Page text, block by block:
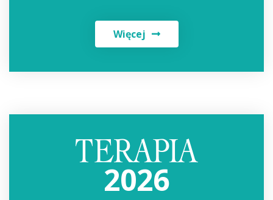
Więcej
2026